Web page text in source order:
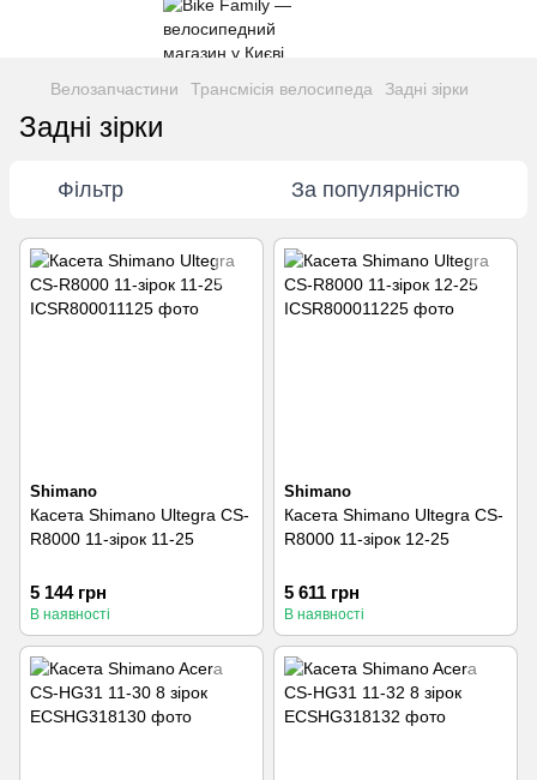
Велозапчастини Трансмісія велосипеда Задні зірки
Задні зірки
Фільтр За популярністю
Shimano
Касета Shimano Ultegra CS-
R8000 11-зірок 11-25
5 144 грн
В наявності
Shimano
Касета Shimano Ultegra CS-
R8000 11-зірок 12-25
5 611 грн
В наявності